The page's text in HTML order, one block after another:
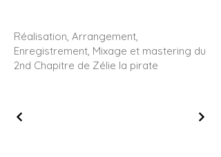
Réalisation, Arrangement,
Enregistrement, Mixage et mastering du
2nd Chapitre de Zélie la pirate